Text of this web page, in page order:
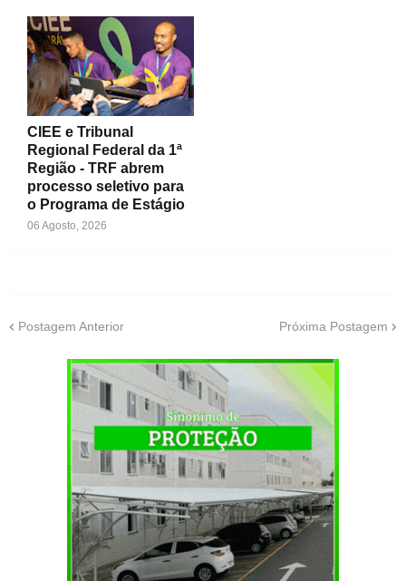
CIEE e Tribunal
Regional Federal da 1ª
Região - TRF abrem
processo seletivo para
o Programa de Estágio
06 Agosto, 2026
Postagem Anterior Próxima Postagem